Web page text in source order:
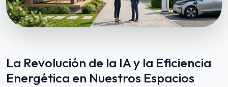
La Revolución de la IA y la Eficiencia
Energética en Nuestros Espacios